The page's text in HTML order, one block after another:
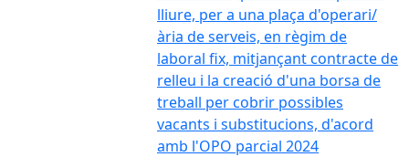
lliure, per a una plaça d'operari/
ària de serveis, en règim de
laboral fix, mitjançant contracte de
relleu i la creació d'una borsa de
treball per cobrir possibles
vacants i substitucions, d'acord
amb l'OPO parcial 2024